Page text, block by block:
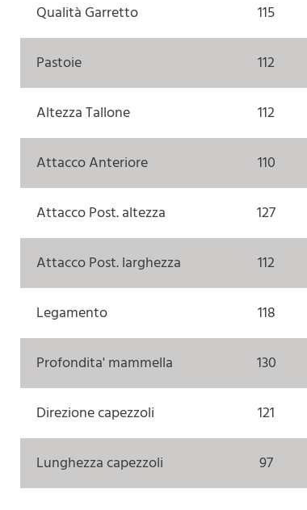
Qualità Garretto 115
Pastoie 112
Altezza Tallone 112
Attacco Anteriore 110
Attacco Post. altezza 127
Attacco Post. larghezza 112
Legamento 118
Profondita' mammella 130
Direzione capezzoli 121
Lunghezza capezzoli 97